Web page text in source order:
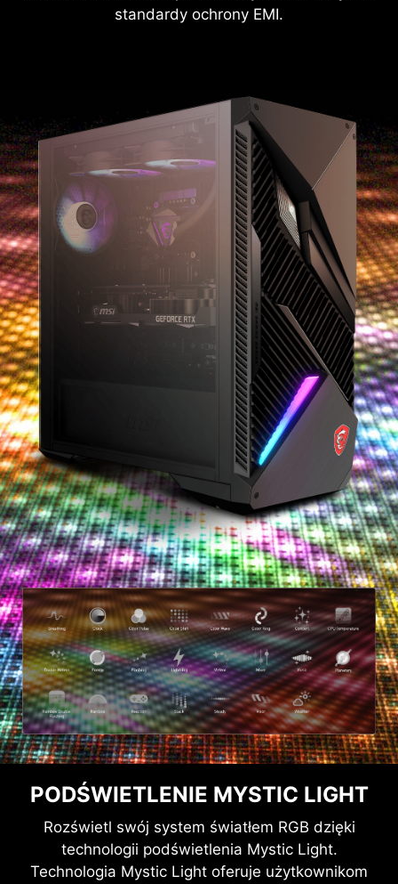
standardy ochrony EMI.
PODŚWIETLENIE MYSTIC LIGHT
Rozświetl swój system światłem RGB dzięki
technologii podświetlenia Mystic Light.
Technologia Mystic Light oferuje użytkownikom